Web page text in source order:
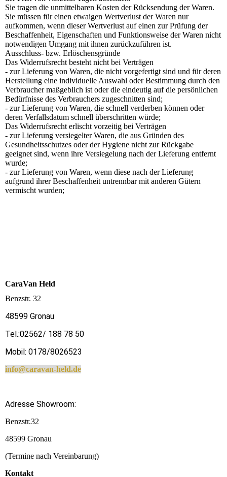
Sie tragen die unmittelbaren Kosten der Rücksendung der Waren.
Sie müssen für einen etwaigen Wertverlust der Waren nur
aufkommen, wenn dieser Wertverlust auf einen zur Prüfung der
Beschaffenheit, Eigenschaften und Funktionsweise der Waren nicht
notwendigen Umgang mit ihnen zurückzuführen ist.
Ausschluss- bzw. Erlöschensgründe
Das Widerrufsrecht besteht nicht bei Verträgen
- zur Lieferung von Waren, die nicht vorgefertigt sind und für deren
Herstellung eine individuelle Auswahl oder Bestimmung durch den
Verbraucher maßgeblich ist oder die eindeutig auf die persönlichen
Bedürfnisse des Verbrauchers zugeschnitten sind;
- zur Lieferung von Waren, die schnell verderben können oder
deren Verfallsdatum schnell überschritten würde;
Das Widerrufsrecht erlischt vorzeitig bei Verträgen
- zur Lieferung versiegelter Waren, die aus Gründen des
Gesundheitsschutzes oder der Hygiene nicht zur Rückgabe
geeignet sind, wenn ihre Versiegelung nach der Lieferung entfernt
wurde;
- zur Lieferung von Waren, wenn diese nach der Lieferung
aufgrund ihrer Beschaffenheit untrennbar mit anderen Gütern
vermischt wurden;
CaraVan Held
Benzstr. 32
48599 Gronau
Tel.:02562/ 188 78 50
Mobil: 0178/8026523
info@caravan-held.de
Adresse Showroom:
Benzstr.32
48599 Gronau
(Termine nach Vereinbarung)
Kontakt